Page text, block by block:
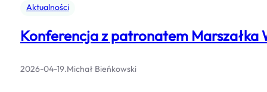
Aktualności
Konferencja z patronatem
2026-04-19.Michał Bieńkowski